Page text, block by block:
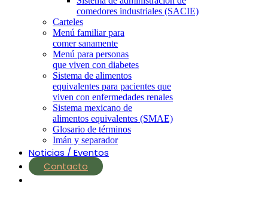
comedores industriales (SACIE)
Carteles
Menú familiar para
comer sanamente
Menú para personas
que viven con diabetes
Sistema de alimentos
equivalentes para pacientes que
viven con enfermedades renales
Sistema mexicano de
alimentos equivalentes (SMAE)
Glosario de términos
Imán y separador
Noticias / Eventos
Contacto